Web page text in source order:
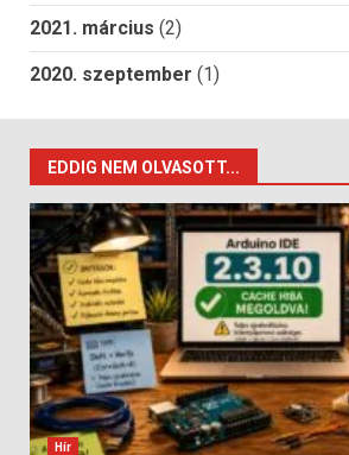
2021. március (2)
2020. szeptember (1)
EDDIG NEM OLVASOTT...
Hír